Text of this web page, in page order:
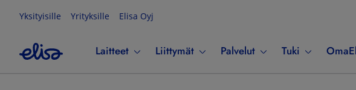
Yksityisille Yrityksille Elisa Oyj
Laitteet Liittymät Palvelut Tuki